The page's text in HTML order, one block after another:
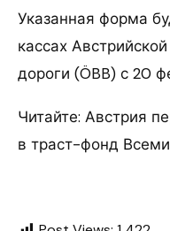
Указанная форма
кассах
дороги (ÖBB) с 20
Читайте: Австрия
в траст-фонд